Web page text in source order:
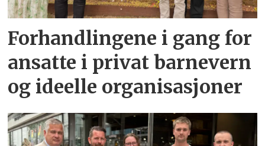
Forhandlingene i gang for
ansatte i privat barnevern
og ideelle organisasjoner